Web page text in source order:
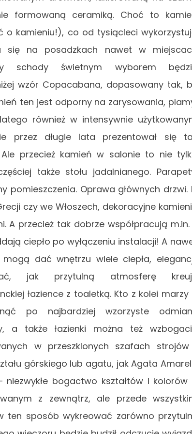
formowaną ceramiką. Choć to
o kamieniu!), co od tysiącleci
się na posadzkach nawet w
schody świetnym wyborem
wzór Copacabana, dopasowany tak,
ten jest odporny na zarysowania,
również w intensywnie
przez długie lata prezentował się
Ale przecież kamień w salonie to nie
także stołu jadalnianego.
pomieszczenia. Oprawa głównych drzwi.
czy we Włoszech, dekoracyjne
przecież tak dobrze współpracują m.in.
ciepło po wyłączeniu instalacji! A
dać wnętrzu wiele ciepła,
jak przytulną atmosferę
łazience z toaletką. Kto z kolei marzy
po najbardziej wzorzyste
a także łazienki można też
w przeszklonych szafach
górskiego lub agatu, jak Agata
bogactwo kształtów i kolorów
z zewnątrz, ale przede
ten sposób wykreować zarówno